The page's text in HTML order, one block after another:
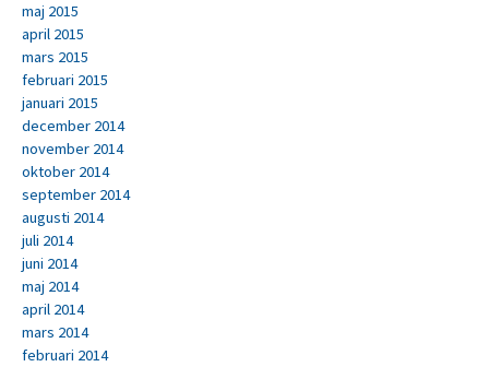
maj 2015
april 2015
mars 2015
februari 2015
januari 2015
december 2014
november 2014
oktober 2014
september 2014
augusti 2014
juli 2014
juni 2014
maj 2014
april 2014
mars 2014
februari 2014